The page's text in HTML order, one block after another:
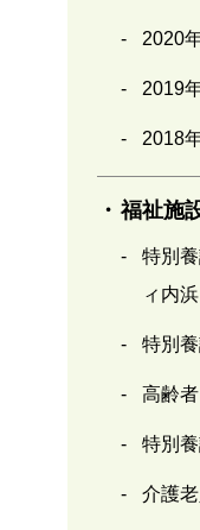
2020
2019
2018
福祉施
特別
ィ内浜
特別
高齢
特別
介護